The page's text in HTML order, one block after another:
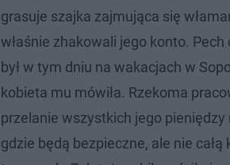
grasuje szajka zajmująca się
właśnie zhakowali jego konto.
był w tym dniu na wakacjach w
kobieta mu mówiła. Rzekoma
przelanie wszystkich jego pieniędzy
gdzie będą bezpieczne, ale nie